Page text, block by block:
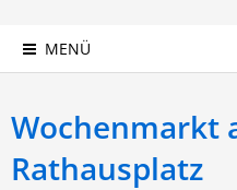
MENÜ
Wochenmarkt
Rathausplatz